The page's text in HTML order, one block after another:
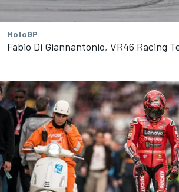
MotoGP
Fabio Di Giannantonio, VR46 Racing